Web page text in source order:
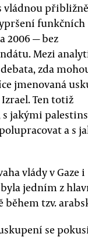
vládnou
funkčních
2006 — bez
Mezi
zda
jmenovaná
Ten totiž
s jakými
a s
vlády v Gaze i
jedním z
tzv.
se